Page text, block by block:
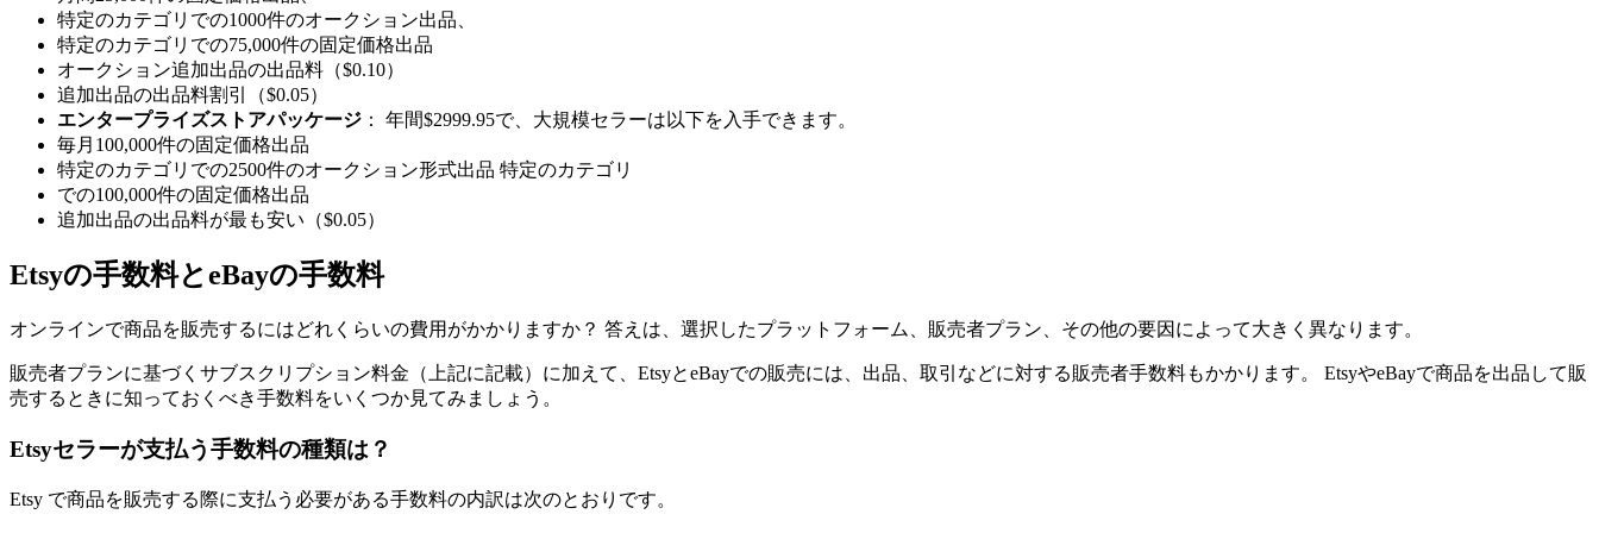
特定のカテゴリでの1000件のオークション出品、
特定のカテゴリでの75,000件の固定価格出品
オークション追加出品の出品料（$0.10）
追加出品の出品料割引（$0.05）
エンタープライズストアパッケージ ： 年間$2999.95で、大規模セラーは以下を入手できます。
毎月100,000件の固定価格出品
特定のカテゴリでの2500件のオークション形式出品 特定のカテゴリ
での100,000件の固定価格出品
追加出品の出品料が最も安い（$0.05）
Etsyの手数料とeBayの手数料
オンラインで商品を販売するにはどれくらいの費用がかかりますか？ 答えは、選択したプラットフォーム、販売者プラン、その他の要因によって大きく異なります。
販売者プランに基づくサブスクリプション料金（上記に記載）に加えて、EtsyとeBayでの販売には、出品、取引などに対する販売者手数料もかかります。 EtsyやeBayで商品を出品して販
売するときに知っておくべき手数料をいくつか見てみましょう。
Etsyセラーが支払う手数料の種類は？
Etsy で商品を販売する際に支払う必要がある手数料の内訳は次のとおりです。